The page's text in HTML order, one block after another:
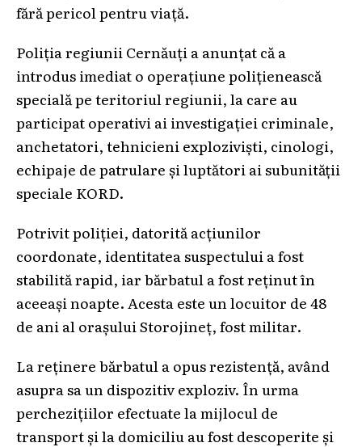
fără pericol pentru viață.
Poliția regiunii Cernăuți a anunțat că a
introdus imediat o operațiune polițienească
specială pe teritoriul regiunii, la care au
participat operativi ai investigației criminale,
anchetatori, tehnicieni exploziviști, cinologi,
echipaje de patrulare și luptători ai subunității
speciale KORD.
Potrivit poliției, datorită acțiunilor
coordonate, identitatea suspectului a fost
stabilită rapid, iar bărbatul a fost reținut în
aceeași noapte. Acesta este un locuitor de 48
de ani al orașului Storojineț, fost militar.
La reținere bărbatul a opus rezistență, având
asupra sa un dispozitiv exploziv. În urma
perchezițiilor efectuate la mijlocul de
transport și la domiciliu au fost descoperite și